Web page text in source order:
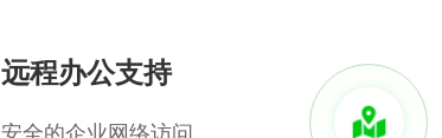
远程办公支持
安全的企业网络访问